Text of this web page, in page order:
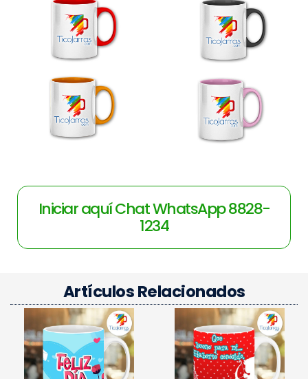
Iniciar aquí Chat WhatsApp 8828-
1234
Artículos Relacionados